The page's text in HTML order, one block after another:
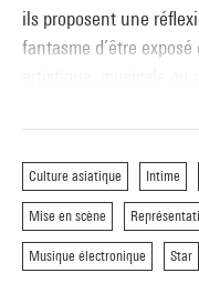
ils proposent une
fantasme d’être
artistique, musicale ou
Musique originale et
Création lumière:Julie
Regard extérieur :
Production :
Vincent
Macadam +
Coproduction :Centre
Culture asiatique Intime
Mise en scène
Musique électronique Star